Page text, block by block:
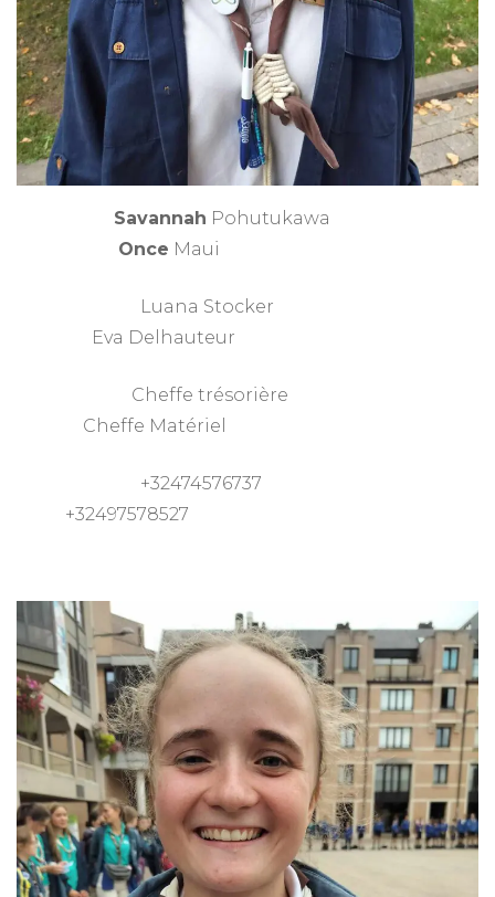
Savannah Pohutukawa
Once Maui
Luana Stocker
Eva Delhauteur
Cheffe trésorière
Cheffe Matériel
+32474576737
+32497578527